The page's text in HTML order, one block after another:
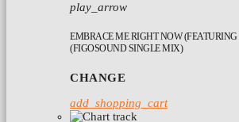
play_arrow
EMBRACE ME RIGHT NOW
(FIGOSOUND SINGLE MIX)
CHANGE
add_shopping_cart